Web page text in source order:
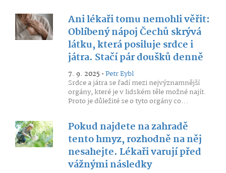
Ani lékaři tomu nemohli věřit:
Oblíbený nápoj Čechů skrývá
látku, která posiluje srdce i
játra. Stačí pár doušků denně
7. 9. 2025 •Petr Eybl
Srdce a játra se řadí mezi nejvýznamnější
orgány, které je v lidském těle možné najít.
Proto je důležité se o tyto orgány co...
Pokud najdete na zahradě
tento hmyz, rozhodně na něj
nesahejte. Lékaři varují před
vážnými následky